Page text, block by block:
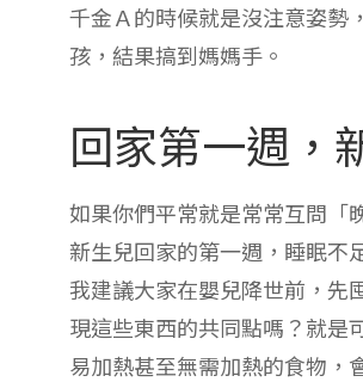
千金Ａ的時候就是沒注意姿勢
孩，結果搞到媽媽手。
回家第一週，
如果你們平常就是常常互問「
新生兒回家的第一週，睡眠不
我建議大家在嬰兒降世前，先
現這些東西的共同點嗎？就是
易加熱甚至無需加熱的食物，